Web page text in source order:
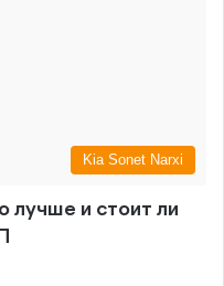
Kia Sonet Narxi
лучше и стоит ли